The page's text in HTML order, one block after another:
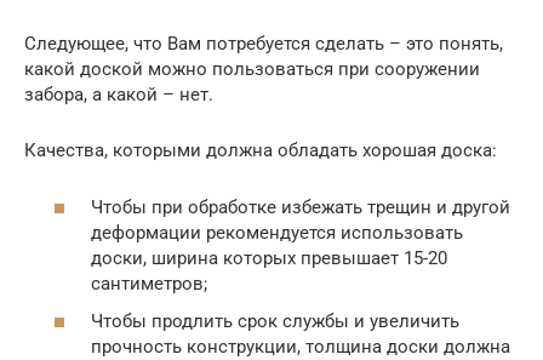
Следующее, что Вам потребуется сделать – это понять,
какой доской можно пользоваться при сооружении
забора, а какой – нет.
Качества, которыми должна обладать хорошая доска:
Чтобы при обработке избежать трещин и другой
деформации рекомендуется использовать
доски, ширина которых превышает 15-20
сантиметров;
Чтобы продлить срок службы и увеличить
прочность конструкции, толщина доски должна